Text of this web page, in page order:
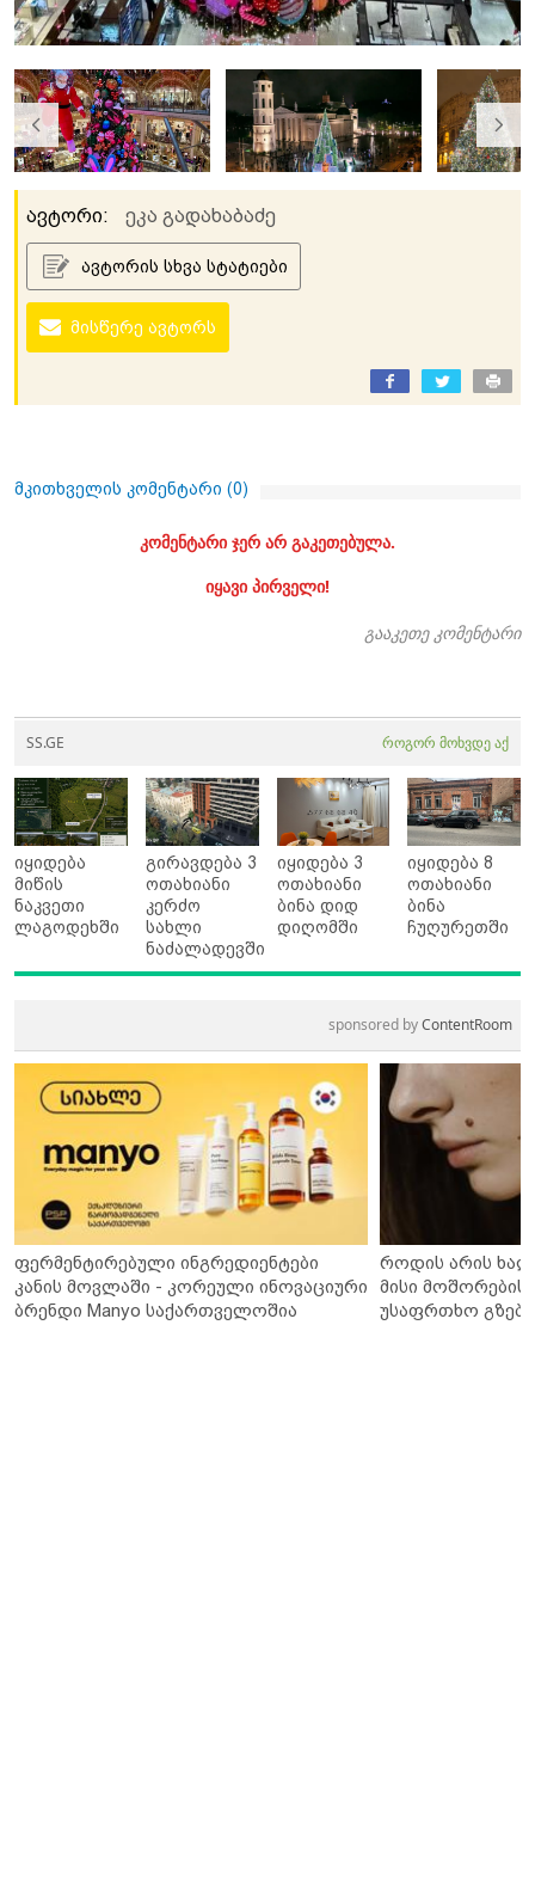
ავტორი: ეკა გადახაბაძე
ავტორის სხვა სტატიები
მისწერე ავტორს
მკითხველის კომენტარი (0)
კომენტარი ჯერ არ გაკეთებულა.
იყავი პირველი!
გააკეთე კომენტარი
SS.GE როგორ მოხვდე აქ
იყიდება
მიწის
ნაკვეთი
ლაგოდეხში
გირავდება 3
ოთახიანი
კერძო
სახლი
ნაძალადევში
იყიდება 3
ოთახიანი
ბინა დიდ
დიღომში
იყიდება 8
ოთახიანი
ბინა
ჩუღურეთში
sponsored byContentRoom
ფერმენტირებული ინგრედიენტები
კანის მოვლაში - კორეული ინოვაციური
ბრენდი Manyo საქართველოშია
როდის არის
მისი მოშორების
უსაფრთხო გზები